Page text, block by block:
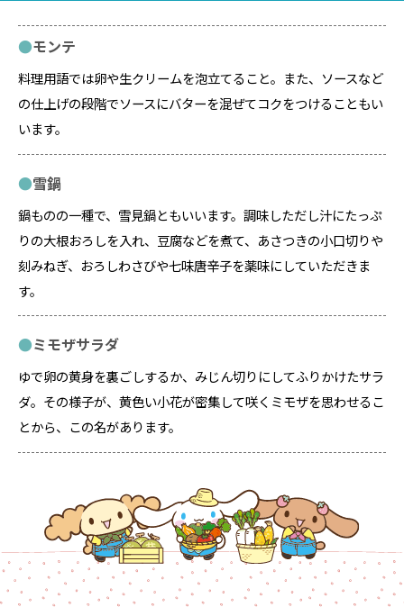
モンテ
料理用語では卵や生クリームを泡立てること。また、ソースなど
の仕上げの段階でソースにバターを混ぜてコクをつけることもい
います。
雪鍋
鍋ものの一種で、雪見鍋ともいいます。調味しただし汁にたっぷ
りの大根おろしを入れ、豆腐などを煮て、あさつきの小口切りや
刻みねぎ、おろしわさびや七味唐辛子を薬味にしていただきま
す。
ミモザサラダ
ゆで卵の黄身を裏ごしするか、みじん切りにしてふりかけたサラ
ダ。その様子が、黄色い小花が密集して咲くミモザを思わせるこ
とから、この名があります。